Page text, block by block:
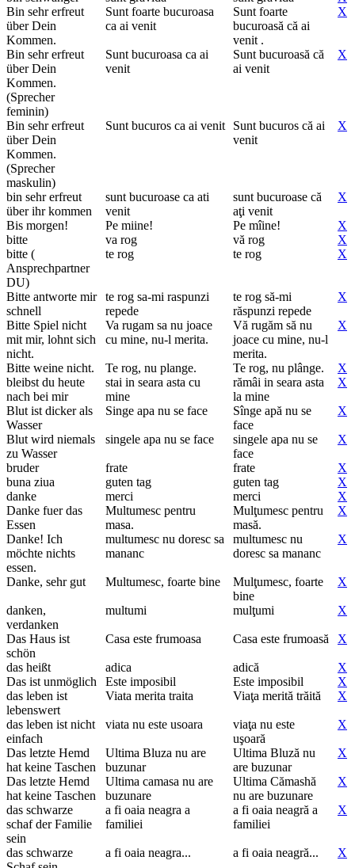
Bin sehr erfreut
über Dein
Kommen.
Sunt foarte bucuroasa
ca ai venit
Sunt foarte
bucuroasă că ai
venit .
X
Bin sehr erfreut
über Dein
Kommen.
(Sprecher
feminin)
Sunt bucuroasa ca ai
venit
Sunt bucuroasă că
ai venit
X
Bin sehr erfreut
über Dein
Kommen.
(Sprecher
maskulin)
Sunt bucuros ca ai venit
Sunt bucuros că ai
venit
X
bin sehr erfreut
über ihr kommen
sunt bucuroase ca ati
venit
sunt bucuroase că
aţi venit
X
Bis morgen! Pe miine! Pe mîine!
X
bitte
va rog vă rog
X
bitte (
Ansprechpartner
DU)
te rog te rog X
Bitte antworte mir
schnell
te rog sa-mi raspunzi
repede
te rog să-mi
răspunzi repede
X
Bitte Spiel nicht
mit mir, lohnt sich
nicht.
Va rugam sa nu joace
cu mine, nu-l merita.
Vă rugăm să nu
joace cu mine, nu-l
merita.
X
Bitte weine nicht. Te rog, nu plange. Te rog, nu plânge.
X
bleibst du heute
nach bei mir
stai in seara asta cu
mine
rămâi in seara asta
la mine
X
Blut ist dicker als
Wasser
Singe apa nu se face
Sînge apă nu se
face
X
Blut wird niemals
zu Wasser
singele apa nu se face
singele apa nu se
face
X
bruder frate frate
X
buna ziua
guten tag guten tag
X
danke
merci merci
X
Danke fuer das
Essen
Multumesc pentru
masa.
Mulţumesc pentru
masă.
X
Danke! Ich
möchte nichts
essen.
multumesc nu doresc sa
mananc
multumesc nu
doresc sa mananc
X
Danke, sehr gut Multumesc, foarte bine
Mulţumesc, foarte
bine
X
danken,
verdanken
multumi mulţumi X
Das Haus ist
schön
Casa este frumoasa Casa este frumoasă X
das heißt adica adică
X
Das ist unmöglich
Este imposibil Este imposibil
X
das leben ist
lebenswert
Viata merita traita Viaţa merită trăită X
das leben ist nicht
einfach
viata nu este usoara
viaţa nu este
uşoară
X
Das letzte Hemd
hat keine Taschen
Ultima Bluza nu are
buzunar
Ultima Bluză nu
are buzunar
X
Das letzte Hemd
hat keine Taschen
Ultima camasa nu are
buzunare
Ultima Cămashă
nu are buzunare
X
das schwarze
schaf der Familie
sein
a fi oaia neagra a
familiei
a fi oaia neagră a
familiei
X
das schwarze
a fi oaia neagra... a fi oaia neagră... X